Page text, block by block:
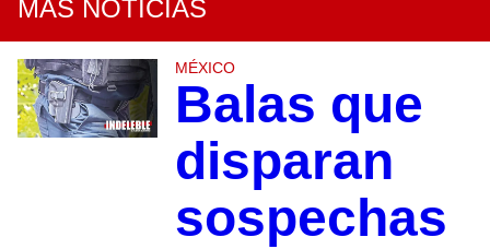
MÁS NOTICIAS
MÉXICO
Balas que
disparan
sospechas